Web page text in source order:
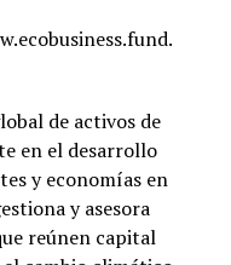
de activos de
en el desarrollo
y economías en
y asesora
reúnen capital